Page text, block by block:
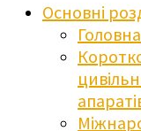
Основні
Головна